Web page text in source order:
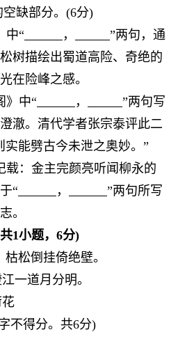
缺部分。(6分)
中“
，
”两句，通
树描绘出蜀道高险、奇绝的
在险峰之感。
》中“
，
”两句写
澈。清代学者张宗泰评此二
能劈古今未泄之奥妙。”
载：金主完颜亮听闻柳永的
“
，
”两句所写
。
1小题，6分)
松倒挂倚绝壁。
一道月分明。
不得分。共6分)